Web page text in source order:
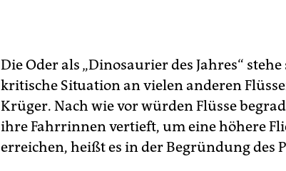
Die Oder als „Dinosaurier des Jahres“
kritische Situation an vielen anderen
Krüger. Nach wie vor würden Flüsse
ihre Fahrrinnen vertieft, um eine höhere
erreichen, heißt es in der Begründung des